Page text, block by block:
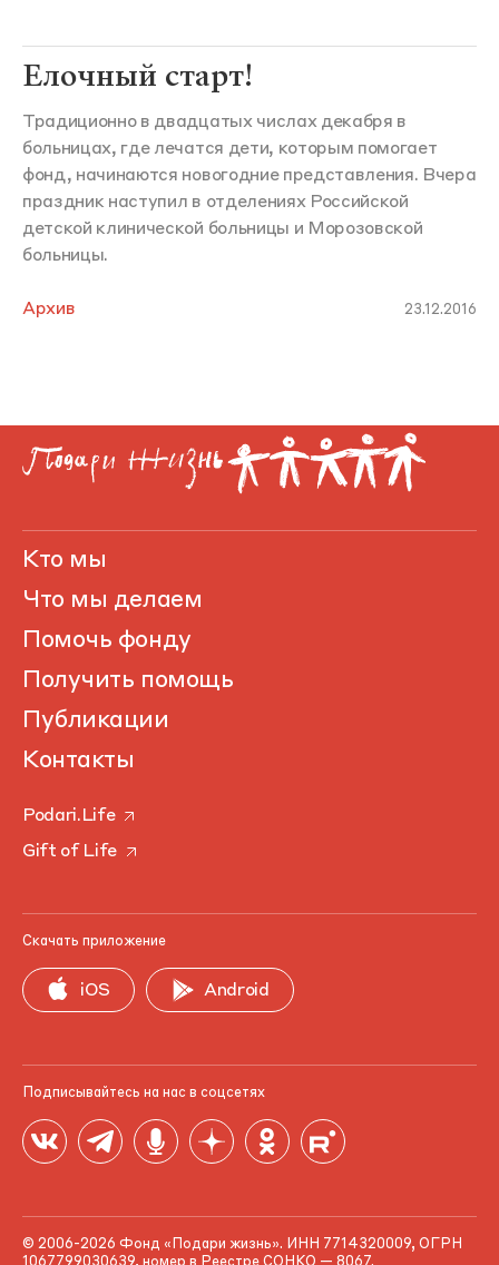
Елочный старт!
Традиционно в двадцатых числах декабря в
больницах, где лечатся дети, которым помогает
фонд, начинаются новогодние представления. Вчера
праздник наступил в отделениях Российской
детской клинической больницы и Морозовской
больницы.
Архив 23.12.2016
Кто мы
Что мы делаем
Помочь фонду
Получить помощь
Публикации
Контакты
Podari.Life
Gift of Life
Скачать приложение
iOS Android
Подписывайтесь на нас в соцсетях
© 2006-2026 Фонд «Подари жизнь». ИНН 7714320009, ОГРН